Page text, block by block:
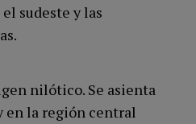
sudeste y las
nilótico. Se asienta
en la región central